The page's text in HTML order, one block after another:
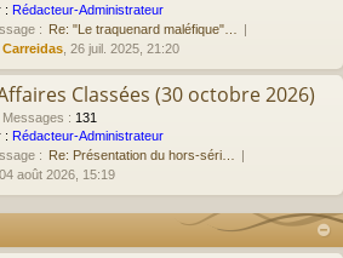
: Rédacteur-Administrateur
: Re: "Le traquenard maléfique"…
, 26 juil. 2025, 21:20
Classées (30 octobre 2026)
Messages : 131
: Rédacteur-Administrateur
: Re: Présentation du hors-séri…
, 04 août 2026, 15:19